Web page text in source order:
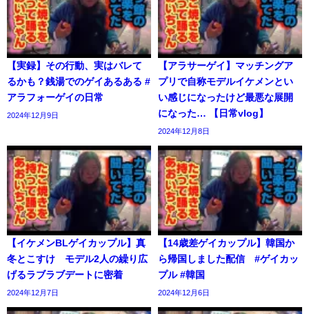
【実録】その行動、実はバレて
るかも？銭湯でのゲイあるある #
アラフォーゲイの日常
2024年12月9日
【アラサーゲイ】マッチングア
プリで自称モデルイケメンとい
い感じになったけど最悪な展開
になった… 【日常vlog】
2024年12月8日
【イケメンBLゲイカップル】真
冬とこすけ モデル2人の繰り広
げるラブラブデートに密着
2024年12月7日
【14歳差ゲイカップル】韓国か
ら帰国しました配信 #ゲイカッ
プル #韓国
2024年12月6日